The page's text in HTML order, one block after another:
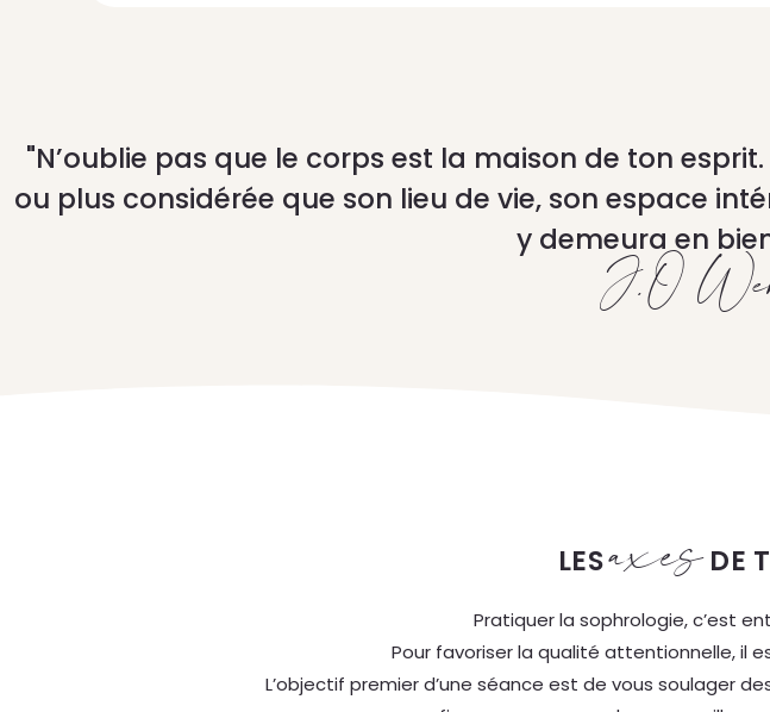
"N’oublie pas que le corps est la maison de ton
ou plus considérée que son lieu de vie, son espace
y demeura en
J.O
LESaxesDE
Pratiquer la sophrologie, c’est
Pour favoriser la qualité attentionnelle, il
L’objectif premier d’une séance est de vous soulager